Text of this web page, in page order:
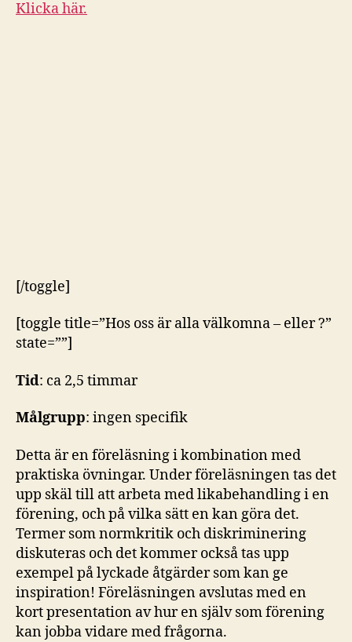
Klicka här.
[/toggle]
[toggle title=”Hos oss är alla välkomna – eller ?”
state=””]
Tid: ca 2,5 timmar
Målgrupp: ingen specifik
Detta är en föreläsning i kombination med
praktiska övningar. Under föreläsningen tas det
upp skäl till att arbeta med likabehandling i en
förening, och på vilka sätt en kan göra det.
Termer som normkritik och diskriminering
diskuteras och det kommer också tas upp
exempel på lyckade åtgärder som kan ge
inspiration! Föreläsningen avslutas med en
kort presentation av hur en själv som förening
kan jobba vidare med frågorna.